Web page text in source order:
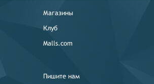
Магазины
Клуб
Malls.com
Пишите нам